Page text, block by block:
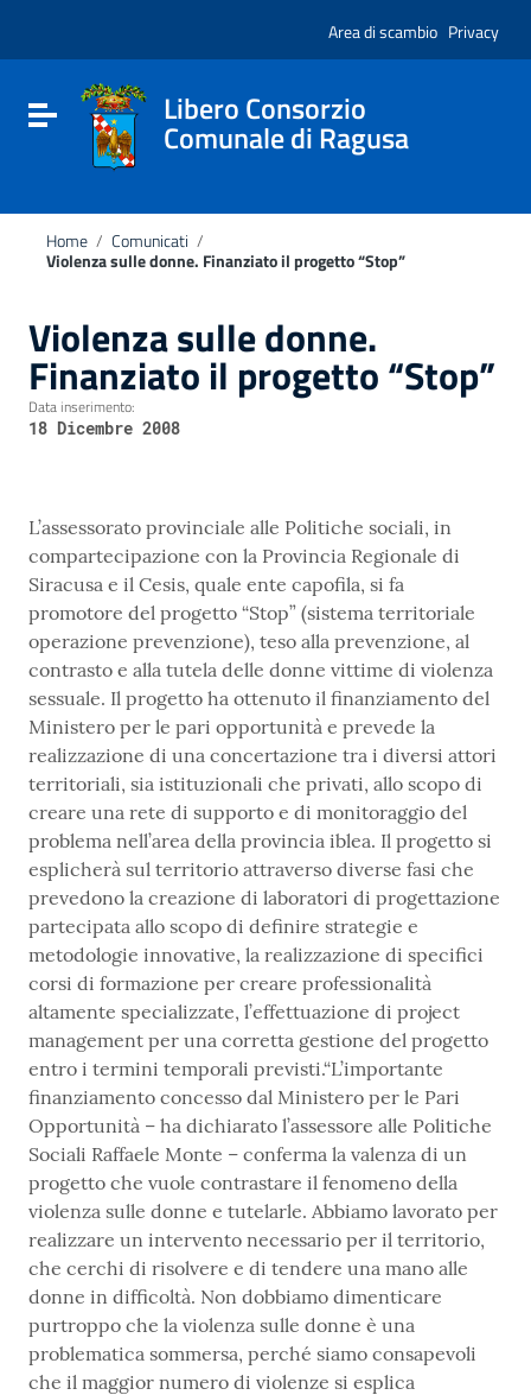
sito
include
Vai al footer
Area di scambio Privacy
Attiva / disattiva la navigazione
Libero Consorzio
Comunale di Ragusa
Home / Comunicati /
Violenza sulle donne. Finanziato il progetto “Stop”
Violenza sulle donne.
Finanziato il progetto “Stop”
Data inserimento:
18 Dicembre 2008
L’assessorato provinciale alle Politiche sociali, in
compartecipazione con la Provincia Regionale di
Siracusa e il Cesis, quale ente capofila, si fa
promotore del progetto “Stop” (sistema territoriale
operazione prevenzione), teso alla prevenzione, al
contrasto e alla tutela delle donne vittime di violenza
sessuale. Il progetto ha ottenuto il finanziamento del
Ministero per le pari opportunità e prevede la
realizzazione di una concertazione tra i diversi attori
territoriali, sia istituzionali che privati, allo scopo di
creare una rete di supporto e di monitoraggio del
problema nell’area della provincia iblea. Il progetto si
esplicherà sul territorio attraverso diverse fasi che
prevedono la creazione di laboratori di progettazione
partecipata allo scopo di definire strategie e
metodologie innovative, la realizzazione di specifici
corsi di formazione per creare professionalità
altamente specializzate, l’effettuazione di project
management per una corretta gestione del progetto
entro i termini temporali previsti.“L’importante
finanziamento concesso dal Ministero per le Pari
Opportunità – ha dichiarato l’assessore alle Politiche
Sociali Raffaele Monte – conferma la valenza di un
progetto che vuole contrastare il fenomeno della
violenza sulle donne e tutelarle. Abbiamo lavorato per
realizzare un intervento necessario per il territorio,
che cerchi di risolvere e di tendere una mano alle
donne in difficoltà. Non dobbiamo dimenticare
purtroppo che la violenza sulle donne è una
problematica sommersa, perché siamo consapevoli
che il maggior numero di violenze si esplica